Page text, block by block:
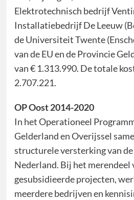
Elektrotechnisch bedrijf
Installatiebedrijf De Leeuw
de Universiteit Twente
van de EU en de Provincie
van € 1.313.990. De totale
2.707.221.
OP Oost 2014-2020
In het Operationeel
Gelderland en Overijssel
structurele versterking van
Nederland. Bij het merendeel
gesubsidieerde projecten,
meerdere bedrijven en